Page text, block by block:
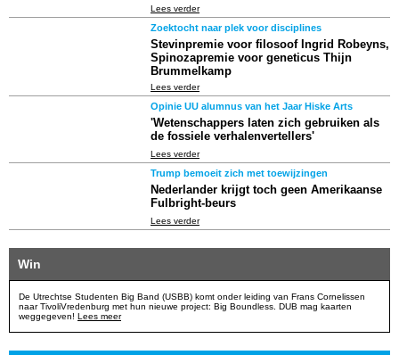
Lees verder
Zoektocht naar plek voor disciplines
Stevinpremie voor filosoof Ingrid Robeyns,
Spinozapremie voor geneticus Thijn
Brummelkamp
Lees verder
Opinie UU alumnus van het Jaar Hiske Arts
'Wetenschappers laten zich gebruiken als
de fossiele verhalenvertellers'
Lees verder
Trump bemoeit zich met toewijzingen
Nederlander krijgt toch geen Amerikaanse
Fulbright-beurs
Lees verder
Win
De Utrechtse Studenten Big Band (USBB) komt onder leiding van Frans Cornelissen
naar TivoliVredenburg met hun nieuwe project: Big Boundless. DUB mag kaarten
weggegeven! Lees meer